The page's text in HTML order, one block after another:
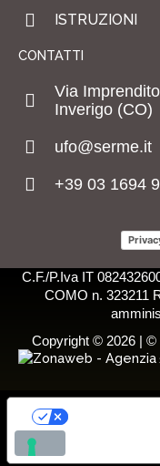
ISTRUZIONI
CONTATTI
Via
Inverigo (CO)
ufo@serme.it
+39 03 1694
C.F./P.Iva IT
COMO n. 323211
Copyright © 2026 | ©
Informativa sulla